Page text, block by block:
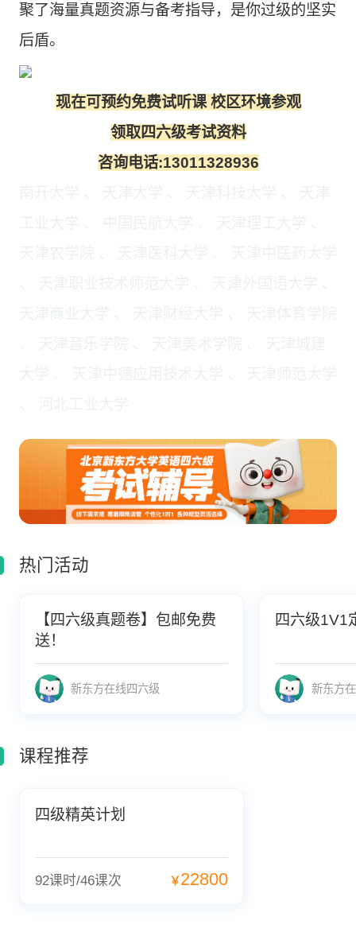
聚了海量真题资源与备考指导，是你过级的坚实
后盾。
现在可预约免费试听课 校区环境参观
领取四六级考试资料
咨询电话:13011328936
热门活动
【四六级真题卷】包邮免费
送！
新东方在线四六级
四六级1V1
新东方
课程推荐
四级精英计划
92课时/46课次 ￥22800